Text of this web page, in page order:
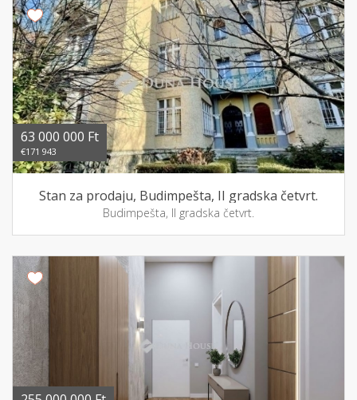
63 000 000 Ft
€171 943
Stan za prodaju, Budimpešta, II gradska četvrt.
Budimpešta, II gradska četvrt.